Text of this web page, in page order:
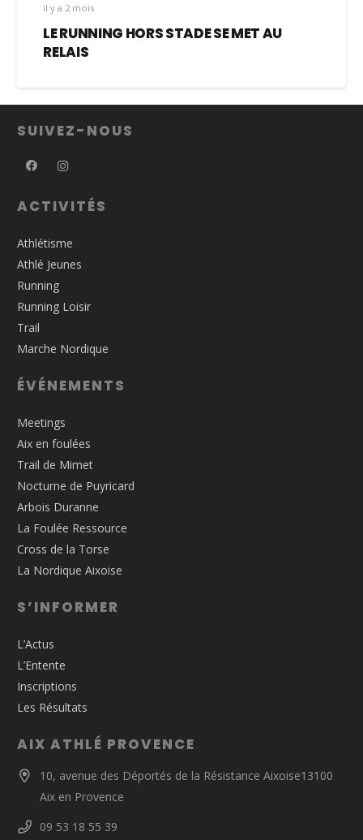
il y a 2 mois
LE RUNNING HORS STADE SE MET AU
RELAIS
SUIVEZ-NOUS
ACTIVITÉS
Athlétisme
Athlé Jeunes
Running
Running Loisir
Trail
Marche Nordique
ÉVÉNEMENTS
Meetings
Aix en foulées
Trail de Mimet
Nocturne de Puyricard
Arbois Duranne
La Foulée Ressource
Cross de la Torse
La Nordique Aixoise
S’INFORMER
L’Actus
L’Entente
Inscriptions
Les Résultats
AIX ATHLÉ PROVENCE
10, avenue des Déportés de la Résistance Aixoise13100
Aix en Provence
09 53 18 55 39